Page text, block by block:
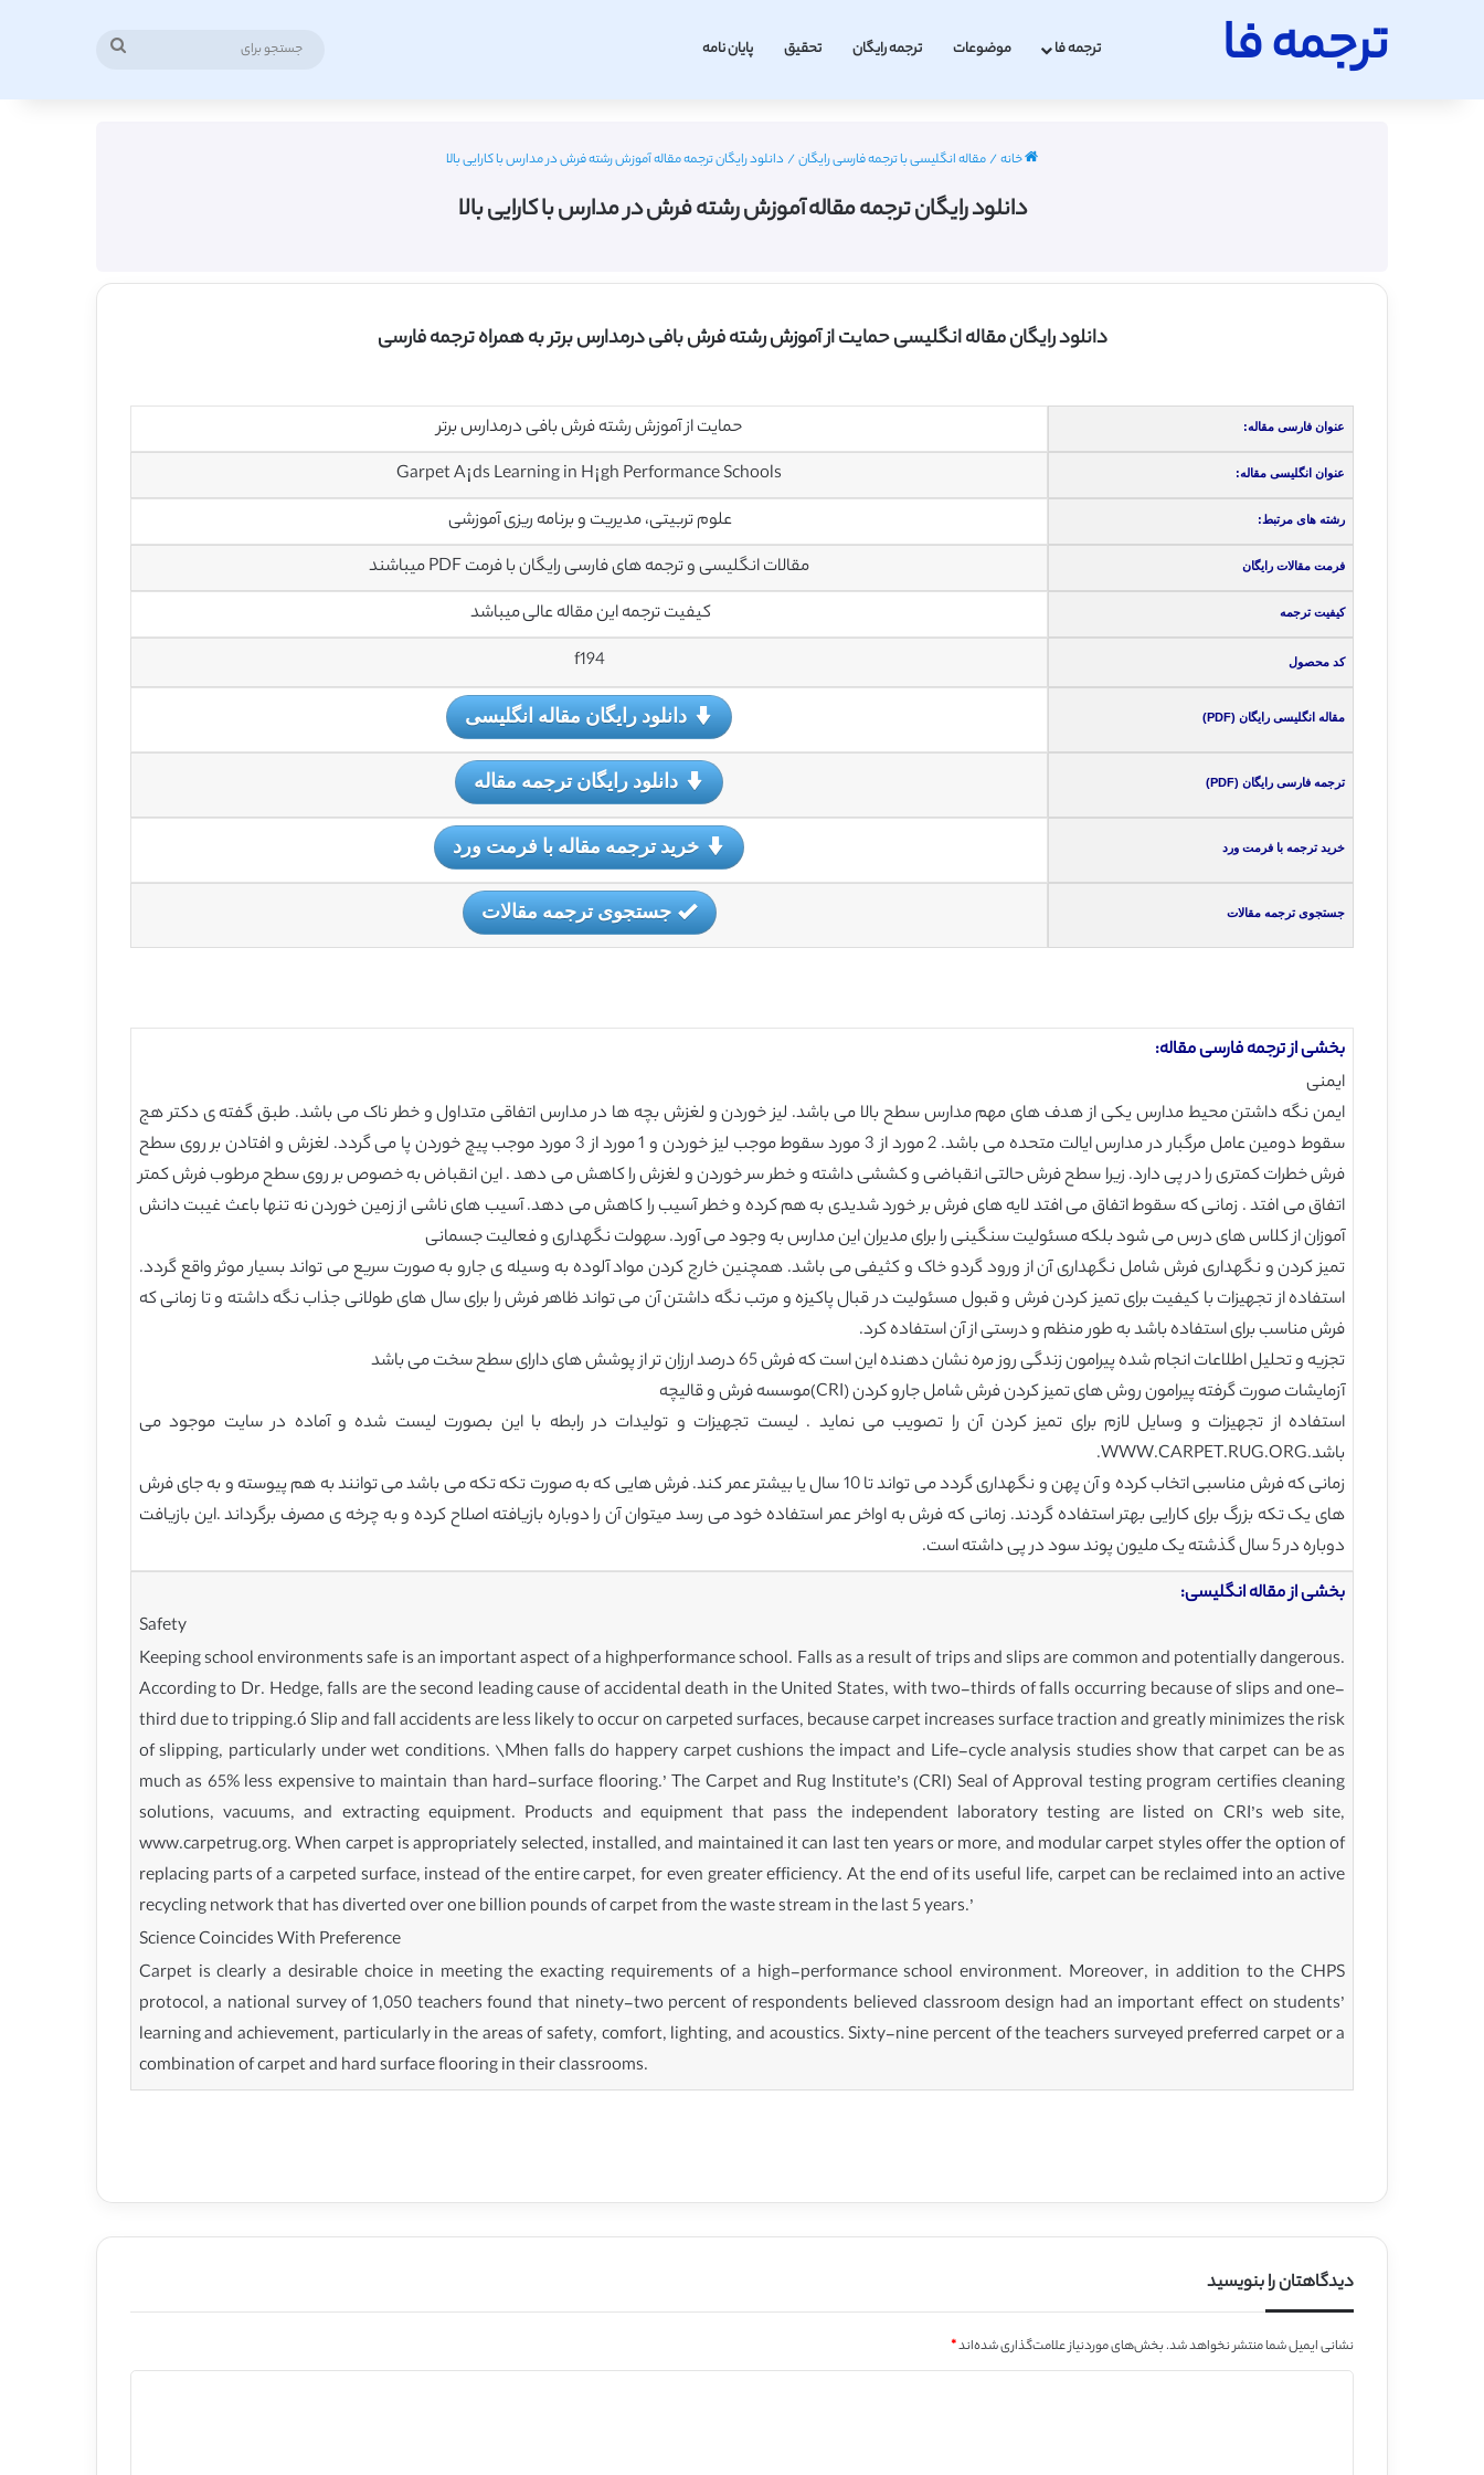
ترجمه فا ترجمه فا موضوعات ترجمه رایگان تحقیق پایان نامه
خانه/مقاله انگلیسی با ترجمه فارسی رایگان/ دانلود رایگان ترجمه مقاله آموزش رشته فرش در مدارس با کارایی بالا
دانلود رایگان ترجمه مقاله آموزش رشته فرش در مدارس با کارایی بالا
دانلود رایگان مقاله انگلیسی حمایت از آموزش رشته فرش بافی درمدارس برتر به همراه ترجمه فارسی
عنوان فارسی مقاله: حمایت از آموزش رشته فرش بافی درمدارس برتر
عنوان انگلیسی مقاله: Garpet A¡ds Learning in H¡gh Performance Schools
رشته های مرتبط: علوم تربیتی، مدیریت و برنامه ریزی آموزشی
فرمت مقالات رایگان مقالات انگلیسی و ترجمه های فارسی رایگان با فرمت PDF میباشند
کیفیت ترجمه کیفیت ترجمه این مقاله عالی میباشد
کد محصول f194
مقاله انگلیسی رایگان (PDF) دانلود رایگان مقاله انگلیسی
ترجمه فارسی رایگان (PDF) دانلود رایگان ترجمه مقاله
خرید ترجمه با فرمت ورد خرید ترجمه مقاله با فرمت ورد
جستجوی ترجمه مقالات جستجوی ترجمه مقالات
بخشی از ترجمه فارسی مقاله:
ایمنی
ایمن نگه داشتن محیط مدارس یکی از هدف های مهم مدارس سطح بالا می باشد. لیز خوردن و لغزش بچه ها در مدارس اتفاقی متداول و خطر ناک می باشد. طبق گفته ی دکتر هج
سقوط دومین عامل مرگبار در مدارس ایالت متحده می باشد. 2 مورد از 3 مورد سقوط موجب لیز خوردن و 1 مورد از 3 مورد موجب پیچ خوردن پا می گردد. لغزش و افتادن بر روی سطح
فرش خطرات کمتری را در پی دارد. زیرا سطح فرش حالتی انقباضی و کششی داشته و خطر سر خوردن و لغزش را کاهش می دهد . این انقباض به خصوص بر روی سطح مرطوب فرش کمتر
اتفاق می افتد . زمانی که سقوط اتفاق می افتد لایه های فرش بر خورد شدیدی به هم کرده و خطر آسیب را کاهش می دهد. آسیب های ناشی از زمین خوردن نه تنها باعث غیبت دانش
آموزان از کلاس های درس می شود بلکه مسئولیت سنگینی را برای مدیران این مدارس به وجود می آورد. سهولت نگهداری و فعالیت جسمانی
تمیز کردن و نگهداری فرش شامل نگهداری آن از ورود گردو خاک و کثیفی می باشد. همچنین خارج کردن مواد آلوده به وسیله ی جارو به صورت سریع می تواند بسیار موثر واقع گردد.
استفاده از تجهیزات با کیفیت برای تمیز کردن فرش و قبول مسئولیت در قبال پاکیزه و مرتب نگه داشتن آن می تواند ظاهر فرش را برای سال های طولانی جذاب نگه داشته و تا زمانی که
فرش مناسب برای استفاده باشد به طور منظم و درستی از آن استفاده کرد.
تجزیه و تحلیل اطلاعات انجام شده پیرامون زندگی روز مره نشان دهنده این است که فرش 65 درصد ارزان تر از پوشش های دارای سطح سخت می باشد
آزمایشات صورت گرفته پیرامون روش های تمیز کردن فرش شامل جارو کردن (CRI)موسسه فرش و قالیچه
استفاده از تجهیزات و وسایل لازم برای تمیز کردن آن را تصویب می نماید . لیست تجهیزات و تولیدات در رابطه با این بصورت لیست شده و آماده در سایت موجود می
باشد.WWW.CARPET.RUG.ORG.
زمانی که فرش مناسبی اتخاب کرده و آن پهن و نگهداری گردد می تواند تا 10 سال یا بیشتر عمر کند. فرش هایی که به صورت تکه تکه می باشد می توانند به هم پیوسته و به جای فرش
های یک تکه بزرگ برای کارایی بهتر استفاده گردند. زمانی که فرش به اواخر عمر استفاده خود می رسد میتوان آن را دوباره بازیافته اصلاح کرده و به چرخه ی مصرف برگرداند .این بازیافت
دوباره در 5 سال گذشته یک ملیون پوند سود در پی داشته است.
بخشی از مقاله انگلیسی:
Safety
Keeping school environments safe is an important aspect of a highperformance school. Falls as a result of trips and slips are common and potentially dangerous.
According to Dr. Hedge, falls are the second leading cause of accidental death in the United States, with two-thirds of falls occurring because of slips and one-
third due to tripping.ó Slip and fall accidents are less likely to occur on carpeted surfaces, because carpet increases surface traction and greatly minimizes the risk
of slipping, particularly under wet conditions. \Mhen falls do happery carpet cushions the impact and Life-cycle analysis studies show that carpet can be as
much as 65% less expensive to maintain than hard-surface flooring.’ The Carpet and Rug Institute’s (CRI) Seal of Approval testing program certifies cleaning
solutions, vacuums, and extracting equipment. Products and equipment that pass the independent laboratory testing are listed on CRI’s web site,
www.carpetrug.org. When carpet is appropriately selected, installed, and maintained it can last ten years or more, and modular carpet styles offer the option of
replacing parts of a carpeted surface, instead of the entire carpet, for even greater efficiency. At the end of its useful life, carpet can be reclaimed into an active
recycling network that has diverted over one billion pounds of carpet from the waste stream in the last 5 years.’
Science Coincides With Preference
Carpet is clearly a desirable choice in meeting the exacting requirements of a high-performance school environment. Moreover, in addition to the CHPS
protocol, a national survey of 1,050 teachers found that ninety-two percent of respondents believed classroom design had an important effect on students’
learning and achievement, particularly in the areas of safety, comfort, lighting, and acoustics. Sixty-nine percent of the teachers surveyed preferred carpet or a
combination of carpet and hard surface flooring in their classrooms.
دیدگاهتان را بنویسید
نشانی ایمیل شما منتشر نخواهد شد.بخش‌های موردنیاز علامت‌گذاری شده‌اند*